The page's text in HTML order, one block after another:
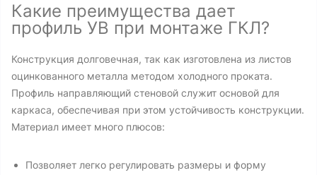
Какие преимущества дает
профиль УВ при монтаже ГКЛ?
Конструкция долговечная, так как изготовлена из листов
оцинкованного металла методом холодного проката.
Профиль направляющий стеновой служит основой для
каркаса, обеспечивая при этом устойчивость конструкции.
Материал имеет много плюсов:
Позволяет легко регулировать размеры и форму